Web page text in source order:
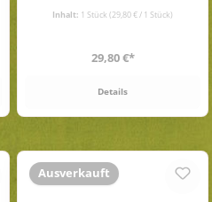
Inhalt: 1 Stück (29,80 € / 1 Stück)
Regulärer Preis:
29,80 €*
Details
Ausverkauft